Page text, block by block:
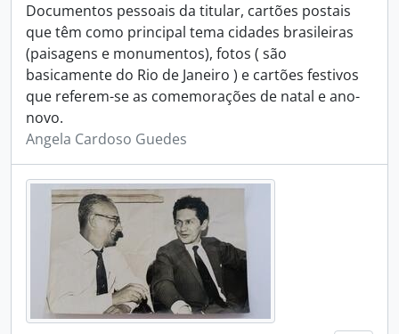
Documentos pessoais da titular, cartões postais
que têm como principal tema cidades brasileiras
(paisagens e monumentos), fotos ( são
basicamente do Rio de Janeiro ) e cartões festivos
que referem-se as comemorações de natal e ano-
novo.
Angela Cardoso Guedes